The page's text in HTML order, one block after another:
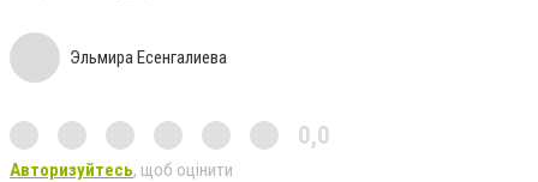
Эльмира Есенгалиева
0,0
Авторизуйтесь, щоб оцінити